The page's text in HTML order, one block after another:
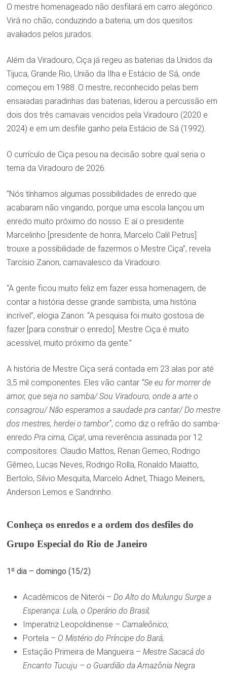
O mestre homenageado não desfilará em carro alegórico.
Virá no chão, conduzindo a bateria, um dos quesitos
avaliados pelos jurados.
Além da Viradouro, Ciça já regeu as baterias da Unidos da
Tijuca, Grande Rio, União da Ilha e Estácio de Sá, onde
começou em 1988. O mestre, reconhecido pelas bem
ensaiadas paradinhas das baterias, liderou a percussão em
dois dos três carnavais vencidos pela Viradouro (2020 e
2024) e em um desfile ganho pela Estácio de Sá (1992).
O currículo de Ciça pesou na decisão sobre qual seria o
tema da Viradouro de 2026.
“Nós tínhamos algumas possibilidades de enredo que
acabaram não vingando, porque uma escola lançou um
enredo muito próximo do nosso. E aí o presidente
Marcelinho [presidente de honra, Marcelo Calil Petrus]
trouxe a possibilidade de fazermos o Mestre Ciça”, revela
Tarcísio Zanon, carnavalesco da Viradouro.
“A gente ficou muito feliz em fazer essa homenagem, de
contar a história desse grande sambista, uma história
incrível”, elogia Zanon. “A pesquisa foi muito gostosa de
fazer [para construir o enredo]. Mestre Ciça é muito
acessível, muito próximo da gente.”
A história de Mestre Ciça será contada em 23 alas por até
3,5 mil componentes. Eles vão cantar “Se eu for morrer de
amor, que seja no samba/ Sou Viradouro, onde a arte o
consagrou/ Não esperamos a saudade pra cantar/ Do mestre
dos mestres, herdei o tambor”, como diz o refrão do samba-
enredo Pra cima, Ciça!, uma reverência assinada por 12
compositores: Claudio Mattos, Renan Gemeo, Rodrigo
Gêmeo, Lucas Neves, Rodrigo Rolla, Ronaldo Maiatto,
Bertolo, Silvio Mesquita, Marcelo Adnet, Thiago Meiners,
Anderson Lemos e Sandrinho.
Conheça os enredos e a ordem dos desfiles do
Grupo Especial do Rio de Janeiro
1º dia – domingo (15/2)
Acadêmicos de Niterói – Do Alto do Mulungu Surge a
Esperança: Lula, o Operário do Brasil;
Imperatriz Leopoldinense – Camaleônico;
Portela – O Mistério do Príncipe do Bará;
Estação Primeira de Mangueira – Mestre Sacacá do
Encanto Tucuju – o Guardião da Amazônia Negra